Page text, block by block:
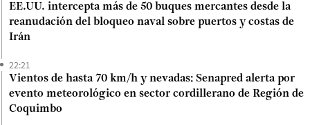
EE.UU. intercepta más de 50 buques mercantes desde la
reanudación del bloqueo naval sobre puertos y costas de
Irán
22:21
Vientos de hasta 70 km/h y nevadas: Senapred alerta por
evento meteorológico en sector cordillerano de Región de
Coquimbo